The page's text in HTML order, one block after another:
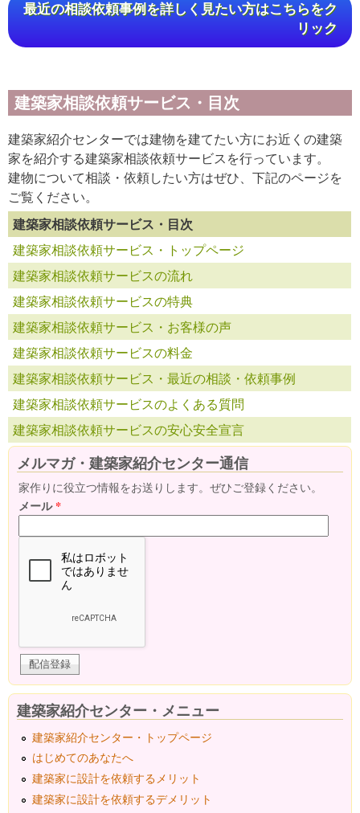
最近の相談依頼事例を詳しく見たい方はこちらをク
リック
建築家相談依頼サービス・目次
建築家紹介センターでは建物を建てたい方にお近くの建築
家を紹介する建築家相談依頼サービスを行っています。
建物について相談・依頼したい方はぜひ、下記のページを
ご覧ください。
建築家相談依頼サービス・目次
建築家相談依頼サービス・トップページ
建築家相談依頼サービスの流れ
建築家相談依頼サービスの特典
建築家相談依頼サービス・お客様の声
建築家相談依頼サービスの料金
建築家相談依頼サービス・最近の相談・依頼事例
建築家相談依頼サービスのよくある質問
建築家相談依頼サービスの安心安全宣言
メルマガ・建築家紹介センター通信
家作りに役立つ情報をお送りします。ぜひご登録ください。
メール*
建築家紹介センター・メニュー
建築家紹介センター・トップページ
はじめてのあなたへ
建築家に設計を依頼するメリット
建築家に設計を依頼するデメリット